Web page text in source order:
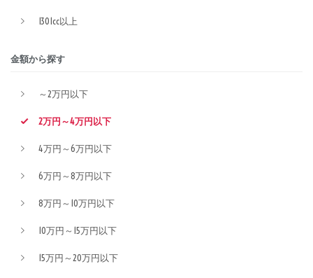
1301cc以上
金額から探す
～2万円以下
2万円～4万円以下
4万円～6万円以下
6万円～8万円以下
8万円～10万円以下
10万円～15万円以下
15万円～20万円以下